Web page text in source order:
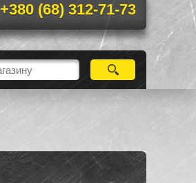
+380 (68) 312-71-73